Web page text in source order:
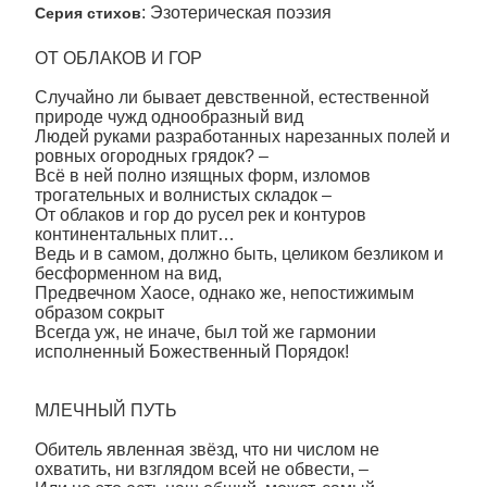
Серия стихов: Эзотерическая поэзия
ОТ ОБЛАКОВ И ГОР
Случайно ли бывает девственной, естественной
природе чужд однообразный вид
Людей руками разработанных нарезанных полей и
ровных огородных грядок? –
Всё в ней полно изящных форм, изломов
трогательных и волнистых складок –
От облаков и гор до русел рек и контуров
континентальных плит…
Ведь и в самом, должно быть, целиком безликом и
бесформенном на вид,
Предвечном Хаосе, однако же, непостижимым
образом сокрыт
Всегда уж, не иначе, был той же гармонии
исполненный Божественный Порядок!
МЛЕЧНЫЙ ПУТЬ
Обитель явленная звёзд, что ни числом не
охватить, ни взглядом всей не обвести, –